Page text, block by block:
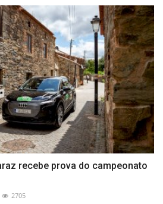
recebe prova do campeonato
2705